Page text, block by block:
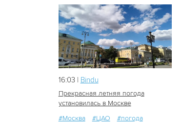
14
16:03 | Bindu
Прекрасная летняя погода
установилась в Москве
#Москва
#ЦАО #погода